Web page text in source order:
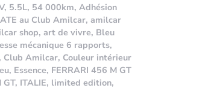
, 5.5L, 54 000km, Adhésion
au Club Amilcar, amilcar
shop, art de vivre, Bleu
mécanique 6 rapports,
, Club Amilcar, Couleur intérieur
, Essence, FERRARI 456 M GT
GT, ITALIE, limited edition,